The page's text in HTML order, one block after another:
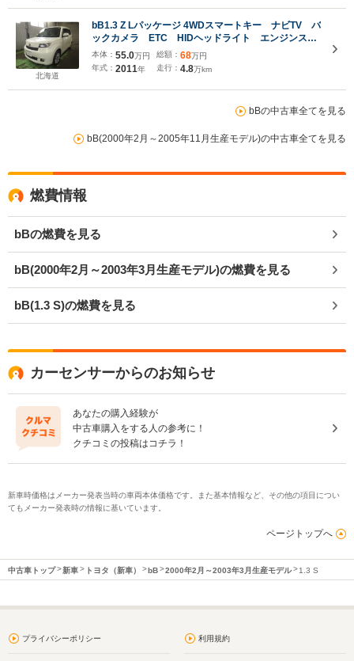
北海道
bB1.3 Z Lパッケージ 4WDスマートキー ナビTV バ
ックカメラ ETC HIDヘッドライト エンジンスタ
ーター 前後ドライブレコーダー レーダー 夏冬タ
イヤ付
本体： 55.0万円
年式： 2011年
総額： 68万円
走行： 4.8万km
bBの中古車全てを見る
bB(2000年2月～2005年11月生産モデル)の中古車全てを見る
燃費情報
bBの燃費を見る
bB(2000年2月～2003年3月生産モデル)の燃費を見る
bB(1.3 S)の燃費を見る
カーセンサーからのお知らせ
あなたの購入経験が
中古車購入をする人の参考に！
クチコミの投稿はコチラ！
新車時価格はメーカー発表当時の車両本体価格です。また基本情報など、その他の項目につい
てもメーカー発表時の情報に基いています。
ページトップへ
中古車トップ 新車 トヨタ（新車） bB 2000年2月～2003年3月生産モデル 1.3 S
プライバシーポリシー 利用規約